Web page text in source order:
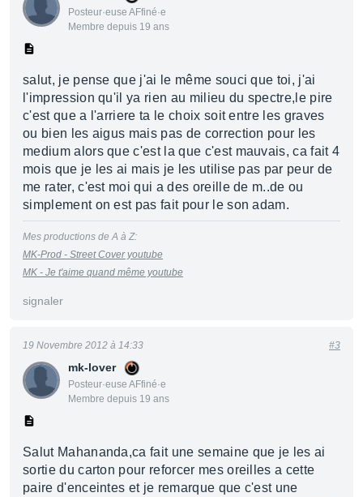
Posteur·euse AFfiné·e
Membre depuis 19 ans
salut, je pense que j'ai le même souci que toi, j'ai
l'impression qu'il ya rien au milieu du spectre,le pire
c'est que a l'arriere ta le choix soit entre les graves
ou bien les aigus mais pas de correction pour les
medium alors que c'est la que c'est mauvais, ca fait 4
mois que je les ai mais je les utilise pas par peur de
me rater, c'est moi qui a des oreille de m..de ou
simplement on est pas fait pour le son adam.
Mes productions de A à Z:
MK-Prod - Street Cover youtube
MK - Je t'aime quand même youtube
signaler
mk-lover
Posteur·euse AFfiné·e
Membre depuis 19 ans
19 Novembre 2012 à 14:33 #3
Salut Mahananda,ca fait une semaine que je les ai
sortie du carton pour reforcer mes oreilles a cette
paire d'enceintes et je remarque que c'est une